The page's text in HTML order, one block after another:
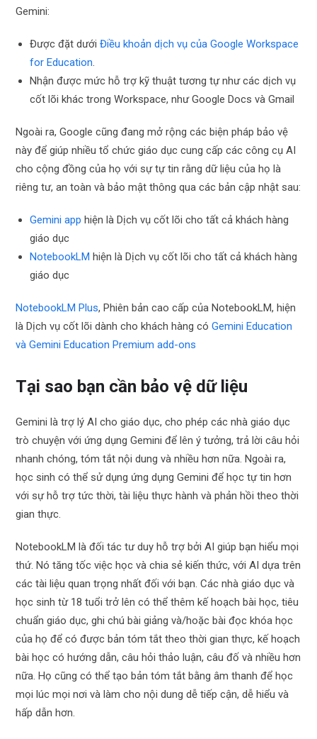
Gemini:
Được đặt dướiĐiều khoản dịch vụ của Google Workspace
for Education.
Nhận được mức hỗ trợ kỹ thuật tương tự như các dịch vụ
cốt lõi khác trong Workspace, như Google Docs và Gmail
Ngoài ra, Google cũng đang mở rộng các biện pháp bảo vệ
này để giúp nhiều tổ chức giáo dục cung cấp các công cụ AI
cho cộng đồng của họ với sự tự tin rằng dữ liệu của họ là
riêng tư, an toàn và bảo mật thông qua các bản cập nhật sau:
Gemini app hiện là Dịch vụ cốt lõi cho tất cả khách hàng
giáo dục
NotebookLM hiện là Dịch vụ cốt lõi cho tất cả khách hàng
giáo dục
NotebookLM Plus, Phiên bản cao cấp của NotebookLM, hiện
là Dịch vụ cốt lõi dành cho khách hàng cóGemini Education
và Gemini Education Premium add-ons
Tại sao bạn cần bảo vệ dữ liệu
Gemini là trợ lý AI cho giáo dục, cho phép các nhà giáo dục
trò chuyện với ứng dụng Gemini để lên ý tưởng, trả lời câu hỏi
nhanh chóng, tóm tắt nội dung và nhiều hơn nữa. Ngoài ra,
học sinh có thể sử dụng ứng dụng Gemini để học tự tin hơn
với sự hỗ trợ tức thời, tài liệu thực hành và phản hồi theo thời
gian thực.
NotebookLM là đối tác tư duy hỗ trợ bởi AI giúp bạn hiểu mọi
thứ. Nó tăng tốc việc học và chia sẻ kiến ​​thức, với AI dựa trên
các tài liệu quan trọng nhất đối với bạn. Các nhà giáo dục và
học sinh từ 18 tuổi trở lên có thể thêm kế hoạch bài học, tiêu
chuẩn giáo dục, ghi chú bài giảng và/hoặc bài đọc khóa học
của họ để có được bản tóm tắt theo thời gian thực, kế hoạch
bài học có hướng dẫn, câu hỏi thảo luận, câu đố và nhiều hơn
nữa. Họ cũng có thể tạo bản tóm tắt bằng âm thanh để học
mọi lúc mọi nơi và làm cho nội dung dễ tiếp cận, dễ hiểu và
hấp dẫn hơn.